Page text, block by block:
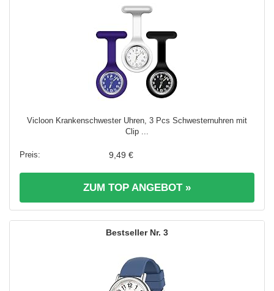
Vicloon Krankenschwester Uhren, 3 Pcs Schwesternuhren mit
Clip ...
9,49 €
ZUM TOP ANGEBOT »
3